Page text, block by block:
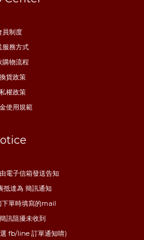
員制度
服務方式
購物流程
貨政策
權政策
使用規範
電子信箱發送告知
抵達為 簡訊通知
下單時填寫的mail
訊阻擾未收到
fb/line 訂單通知唷)